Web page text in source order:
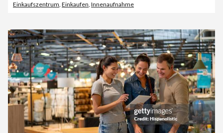
Einkaufszentrum, Einkaufen, Innenaufnahme